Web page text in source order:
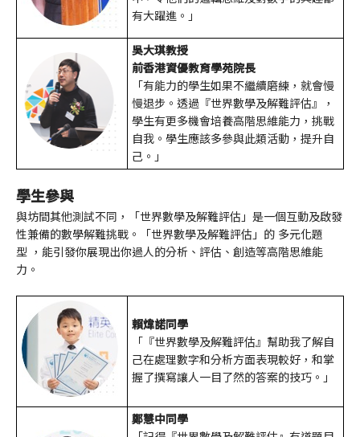
有大躍進。」
吳大琪教授
前香港資優教育學苑院長
「有能力的學生如果不繼續磨練，就會慢
慢退步。透過『世界數學及解難評估』，
學生有更多機會培養高階思維能力，挑戰
自我。學生應該多參與此類活動，提升自
己。」
學生參與
與坊間其他測試不同，「世界數學及解難評估」是一個互動及啟發
性兼備的數學解難挑戰。「世界數學及解難評估」的 多元化題
型 ，能引發你展現出你過人的分析、評估、創造等高階思維能
力。
賴煒諾同學
「『世界數學及解難評估』幫助我了解自
己在處理數字和分析方面表現較好，和掌
握了撰寫讓人一目了然的答案的技巧。」
鄭慧中同學